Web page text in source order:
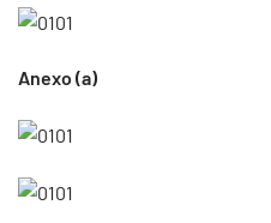
Anexo (a)